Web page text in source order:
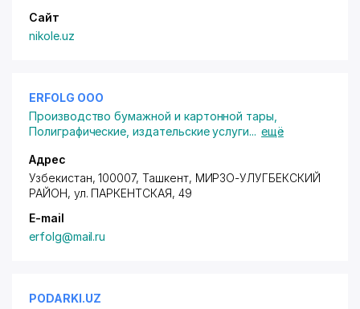
Сайт
nikole.uz
ERFOLG ООО
Производство бумажной и картонной тары
Полиграфические, издательские услуги... ещё
Адрес
Узбекистан, 100007, Ташкент, МИРЗО-УЛУГБЕКСКИЙ
РАЙОН, ул. ПАРКЕНТСКАЯ, 49
E-mail
erfolg@mail.ru
PODARKI.UZ